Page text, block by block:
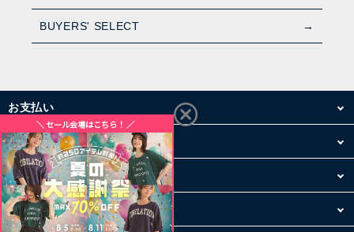
BUYERS' SELECT
お支払い
配送・送料
お買い物について
その他